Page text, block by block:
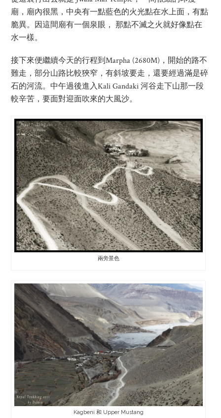
廟，廟內很黑，中央有一點藍色的火光點在水上面，有點
脆異。因這間廟有一個泉眼， 那點不滅之火就好像點在
水一樣。
接下來便繼續今天的行程到Marpha (2680M)，開始的路不
難走，部分山路比較狹窄，有斜坡要走，還要經過滿是碎
石的河流。中午過後進入Kali Gandaki 河谷走下山那一段
較辛苦，要面對迎面吹來的大風沙。
兩旁景色
Kagbeni 和 Upper Mustang